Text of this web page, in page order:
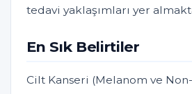
tedavi yaklaşımları yer
En Sık Belirtiler
Cilt Kanseri (Melanom ve